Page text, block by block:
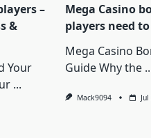
–
&
Your
...
Mega Casino
players need
Mega Casino
Guide Why the
Mack9094